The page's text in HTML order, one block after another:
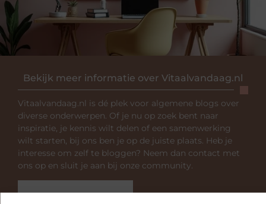
Bekijk meer informatie over Vitaalvandaag.nl
Vitaalvandaag.nl is dé plek voor algemene blogs over
diverse onderwerpen. Of je nu op zoek bent naar
inspiratie, je kennis wilt delen of een samenwerking
wilt starten, bij ons ben je op de juiste plaats. Heb je
interesse om zelf te bloggen? Neem dan contact met
ons op en sluit je aan bij onze community.